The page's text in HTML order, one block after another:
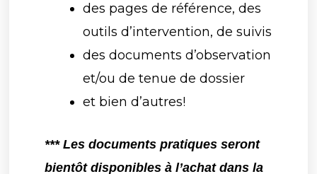
des pages de référence, des
outils d’intervention, de suivis
des documents d’observation
et/ou de tenue de dossier
et bien d’autres!
*** Les documents pratiques seront
bientôt disponibles à l’achat dans la